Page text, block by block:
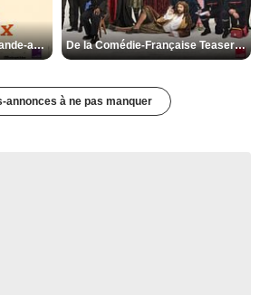
Les Matins merveilleux Bande-annonce VF De la Comédie-Française Teaser VF
annonces à ne pas manquer